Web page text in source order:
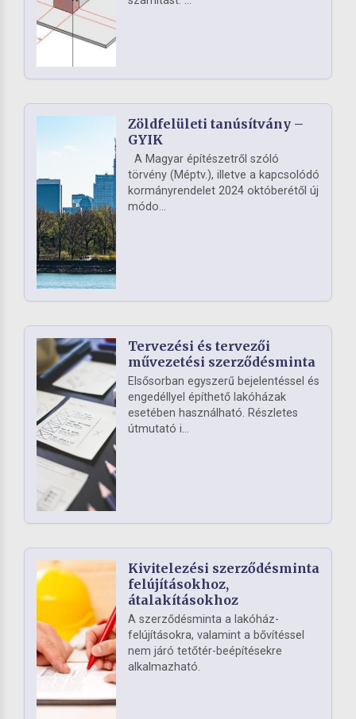
Zöldfelületi tanúsítvány –
GYIK
A Magyar építészetről szóló
törvény (Méptv.), illetve a kapcsolódó
kormányrendelet 2024 októberétől új
módo...
Tervezési és tervezői
művezetési szerződésminta
Elsősorban egyszerű bejelentéssel és
engedéllyel építhető lakóházak
esetében használható. Részletes
útmutató i...
Kivitelezési szerződésminta
felújításokhoz,
átalakításokhoz
A szerződésminta a lakóház-
felújításokra, valamint a bővítéssel
nem járó tetőtér-beépítésekre
alkalmazható.